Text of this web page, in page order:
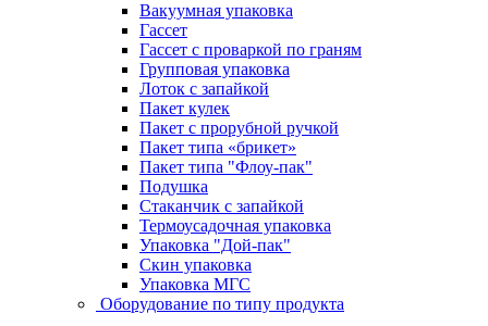
Вакуумная упаковка
Гассет
Гассет с проваркой по граням
Групповая упаковка
Лоток с запайкой
Пакет кулек
Пакет с прорубной ручкой
Пакет типа «брикет»
Пакет типа "Флоу-пак"
Подушка
Стаканчик с запайкой
Термоусадочная упаковка
Упаковка "Дой-пак"
Скин упаковка
Упаковка МГС
Оборудование по типу продукта